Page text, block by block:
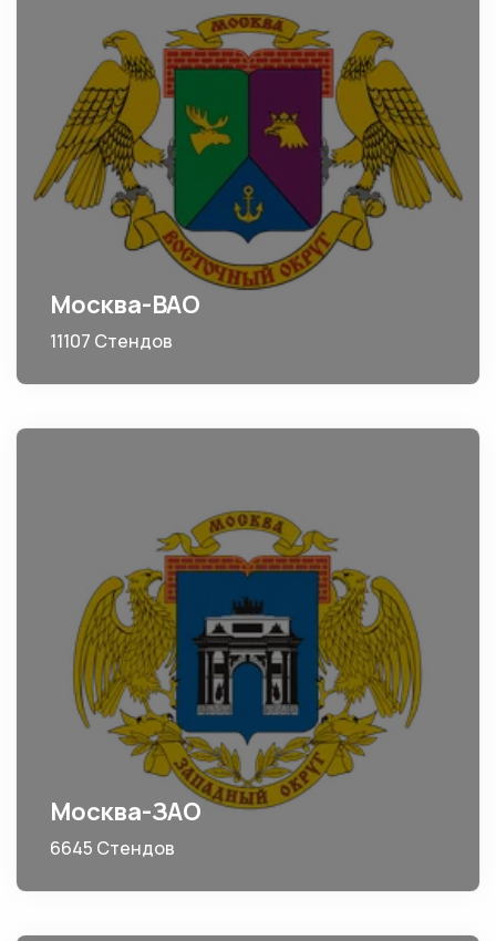
Москва-ВАО
11107 Стендов
Москва-ЗАО
6645 Стендов